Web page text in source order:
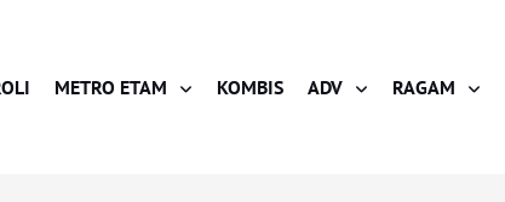
METRO ETAM KOMBIS ADV RAGAM